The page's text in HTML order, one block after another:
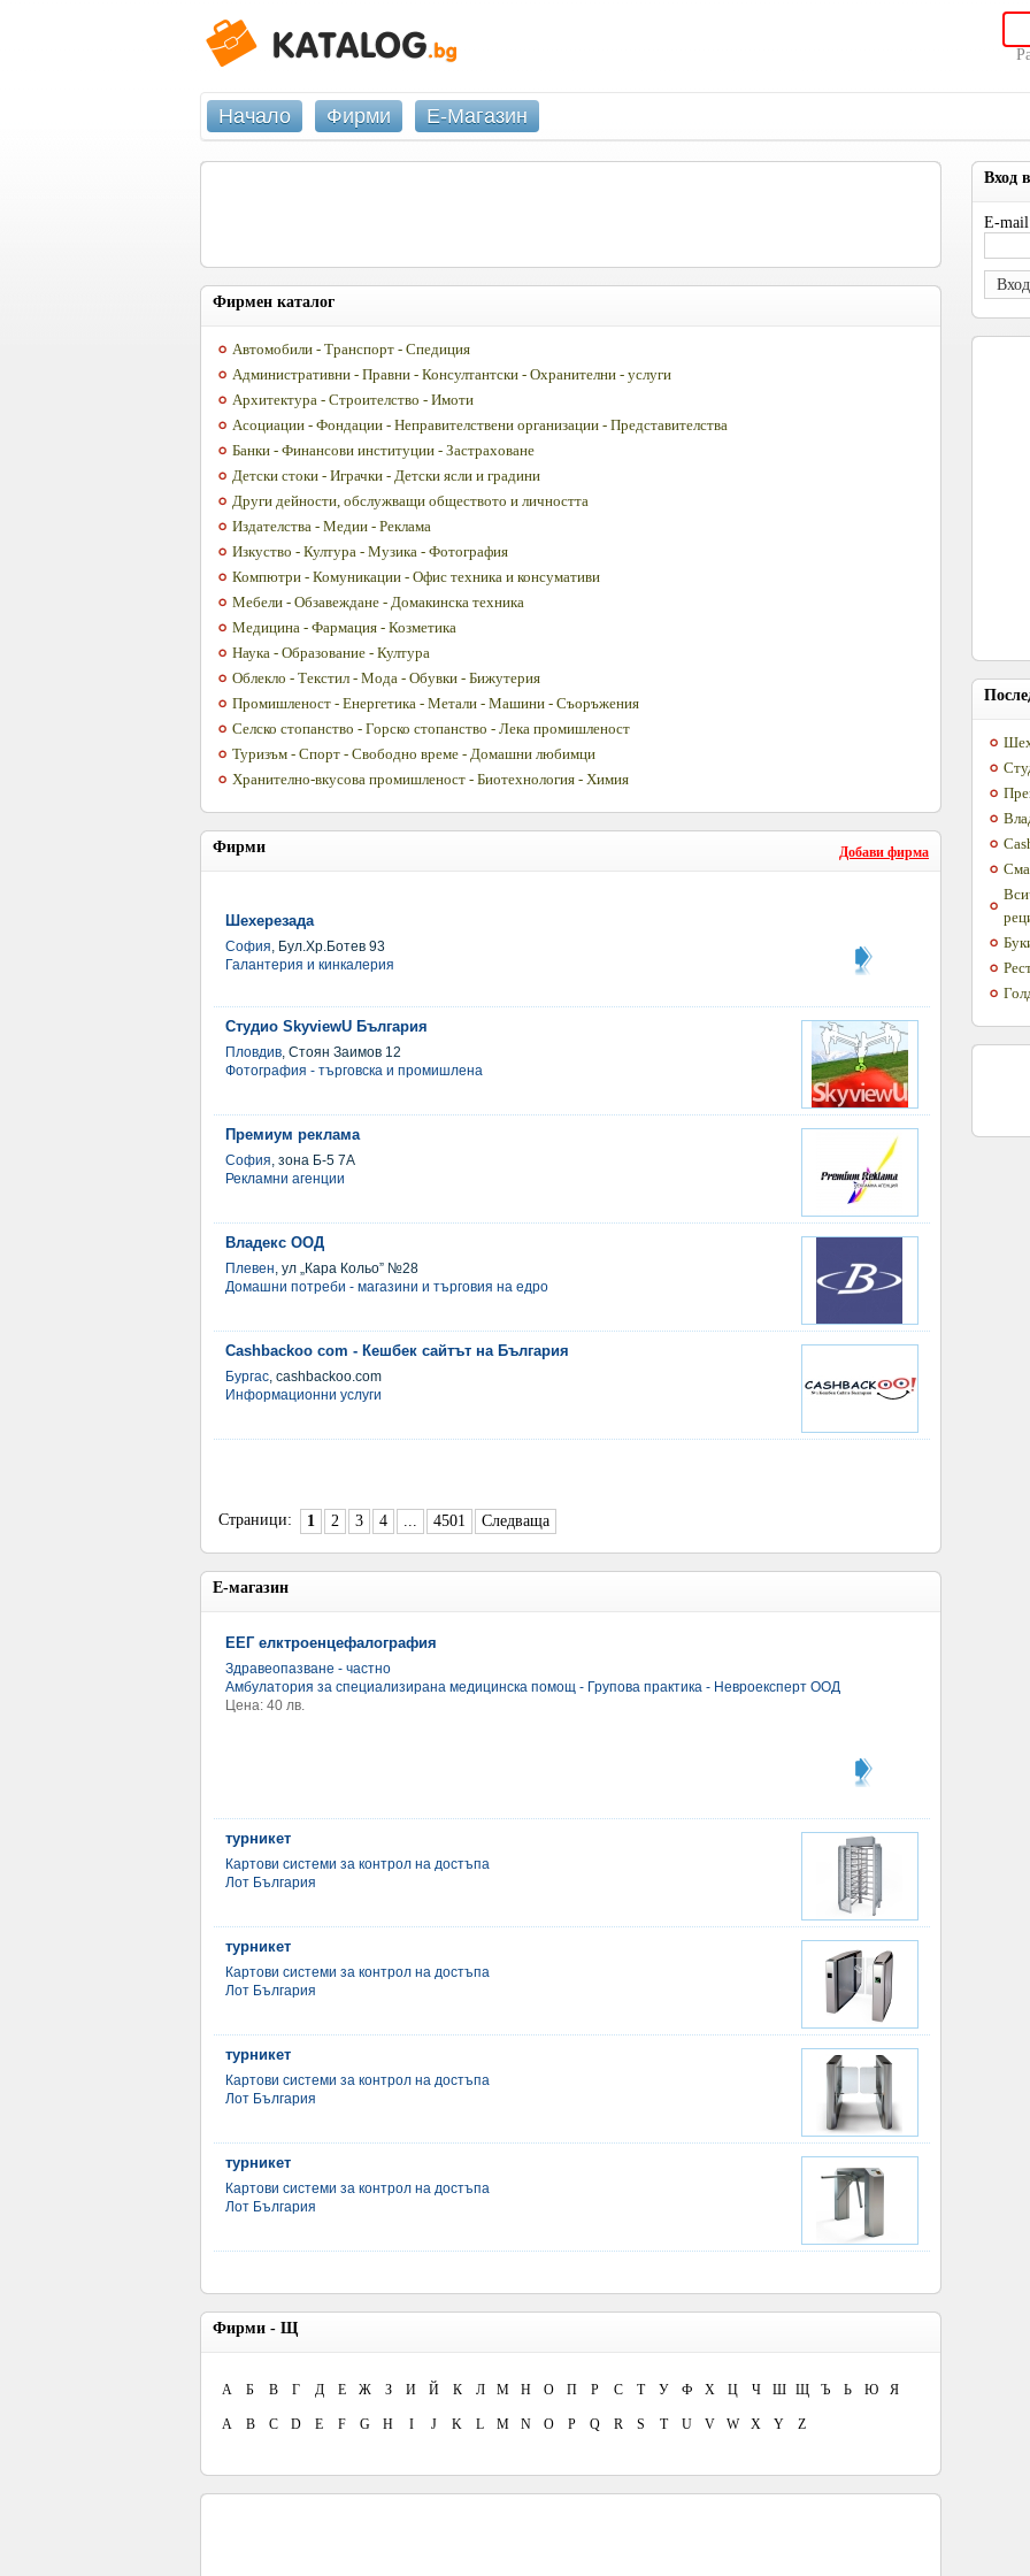
Начало Фирми Е-Магазин
Фирмен каталог
Автомобили - Транспорт - Спедиция
Административни - Правни - Консултантски - Охранителни - услуги
Архитектура - Строителство - Имоти
Асоциации - Фондации - Неправителствени организации - Представителства
Банки - Финансови институции - Застраховане
Детски стоки - Играчки - Детски ясли и градини
Други дейности, обслужващи обществото и личността
Издателства - Медии - Реклама
Изкуство - Култура - Музика - Фотография
Компютри - Комуникации - Офис техника и консумативи
Мебели - Обзавеждане - Домакинска техника
Медицина - Фармация - Козметика
Наука - Образование - Култура
Облекло - Текстил - Мода - Обувки - Бижутерия
Промишленост - Енергетика - Метали - Машини - Съоръжения
Селско стопанство - Горско стопанство - Лека промишленост
Туризъм - Спорт - Свободно време - Домашни любимци
Хранително-вкусова промишленост - Биотехнология - Химия
Фирми Добави фирма
Шехерезада
София, Бул.Хр.Ботев 93
Галантерия и кинкалерия
Студио SkyviewU България
Пловдив, Стоян Заимов 12
Фотография - търговска и промишлена
Премиум реклама
София, зона Б-5 7А
Рекламни агенции
Владекс ООД
Плевен, ул „Кара Кольо” №28
Домашни потреби - магазини и търговия на едро
Cashbackoo com - Кешбек сайтът на България
Бургас, cashbackoo.com
Информационни услуги
Страници: 1 2 3 4 ... 4501 Следваща
Е-магазин
ЕЕГ елктроенцефалография
Здравеопазване - частно
Амбулатория за специализирана медицинска помощ - Групова практика - Невроексперт ООД
Цена: 40 лв.
турникет
Картови системи за контрол на достъпа
Лот България
турникет
Картови системи за контрол на достъпа
Лот България
турникет
Картови системи за контрол на достъпа
Лот България
турникет
Картови системи за контрол на достъпа
Лот България
Фирми - Щ
А Б В Г Д Е Ж З И Й К Л М Н О П Р С Т У Ф Х Ц Ч Ш Щ Ъ Ь Ю Я
A B C D E F G H I J K L M N O P Q R S T U V W X Y Z
Вход
E-
Вход